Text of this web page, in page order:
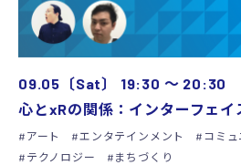
09.05〔Sat〕 19:30 〜 20:30
心とxRの関係：インターフェイ
アート エンタテインメント
コミ
テクノロジー
まちづくり